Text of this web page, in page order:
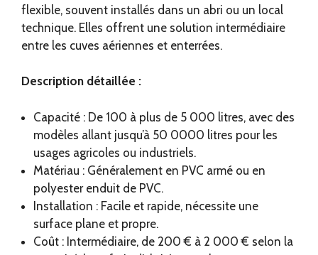
flexible, souvent installés dans un abri ou un local
technique. Elles offrent une solution intermédiaire
entre les cuves aériennes et enterrées.
Description détaillée :
Capacité : De 100 à plus de 5 000 litres, avec des
modèles allant jusqu’à 50 0000 litres pour les
usages agricoles ou industriels.
Matériau : Généralement en PVC armé ou en
polyester enduit de PVC.
Installation : Facile et rapide, nécessite une
surface plane et propre.
Coût : Intermédiaire, de 200 € à 2 000 € selon la